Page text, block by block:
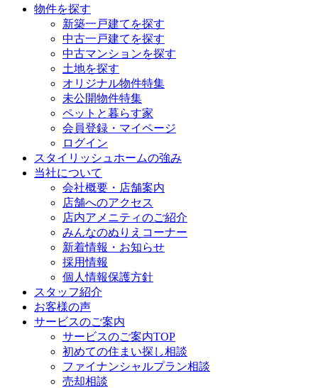
物件を探す
新築一戸建てを探す
中古一戸建てを探す
中古マンションを探す
土地を探す
オリジナル物件特集
未公開物件特集
ペットと暮らす家
会員登録・マイページ
ログイン
スタイリッシュホームの強み
当社について
会社概要・店舗案内
店舗へのアクセス
店内アメニティのご紹介
みんなのぬりえコーナー
新着情報・お知らせ
採用情報
個人情報保護方針
スタッフ紹介
お客様の声
サービスのご案内
サービスのご案内TOP
初めての住まい探し相談
ファイナンシャルプラン相談
売却相談